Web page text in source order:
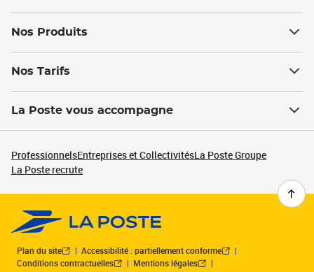
Nos Produits
Nos Tarifs
La Poste vous accompagne
ProfessionnelsEntreprises et CollectivitésLa Poste Groupe
La Poste recrute
Plan du site
Accessibilité : partiellement conforme
Conditions contractuelles
Mentions légales